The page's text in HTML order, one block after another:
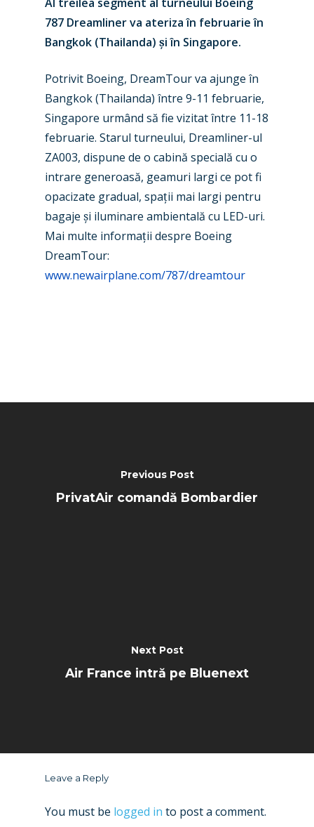
787 Dreamliner va ateriza în februarie în
Bangkok (Thailanda) și în Singapore.
Potrivit Boeing, DreamTour va ajunge în
Bangkok (Thailanda) între 9-11 februarie,
Singapore urmând să fie vizitat între 11-18
februarie. Starul turneului, Dreamliner-ul
ZA003, dispune de o cabină specială cu o
intrare generoasă, geamuri largi ce pot fi
opacizate gradual, spații mai largi pentru
bagaje și iluminare ambientală cu LED-uri.
Mai multe informații despre Boeing
DreamTour:
www.newairplane.com/787/dreamtour
Previous Post
PrivatAir comandă Bombardier
Next Post
Air France intră pe Bluenext
Leave a Reply
You must be logged in to post a comment.
New Routes
Industry
Accidents / Incidents
Airshows
Dubai 2025
Paris 2025
Farnborough 2024
Paris 2023
Business Jets
Military
Marketplace